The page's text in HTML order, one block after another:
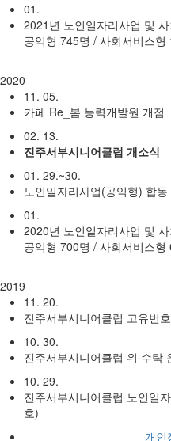
01.
2021년 노인일자리사업 및
공익형 745명 / 사회서비스
2020
11. 05.
카페 Re_봄 능력개발원 개점
02. 13.
진주서부시니어클럽 개소식
01. 29.~30.
노인일자리사업(공익형) 합
01.
2020년 노인일자리사업 및
공익형 700명 / 사회서비스형
2019
11. 20.
진주서부시니어클럽 고유번
10. 30.
진주서부시니어클럽 위·수탁
10. 29.
진주서부시니어클럽 노인일
호)
개인